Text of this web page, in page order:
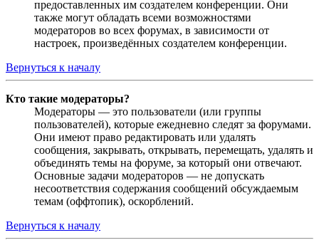
предоставленных им создателем конференции. Они
также могут обладать всеми возможностями
модераторов во всех форумах, в зависимости от
настроек, произведённых создателем конференции.
Вернуться к началу
Кто такие модераторы?
Модераторы — это пользователи (или группы
пользователей), которые ежедневно следят за форумами.
Они имеют право редактировать или удалять
сообщения, закрывать, открывать, перемещать, удалять и
объединять темы на форуме, за который они отвечают.
Основные задачи модераторов — не допускать
несоответствия содержания сообщений обсуждаемым
темам (оффтопик), оскорблений.
Вернуться к началу